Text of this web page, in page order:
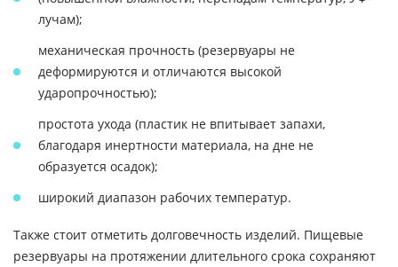
лучам);
механическая прочность (резервуары не
деформируются и отличаются высокой
ударопрочностью);
простота ухода (пластик не впитывает запахи,
благодаря инертности материала, на дне не
образуется осадок);
широкий диапазон рабочих температур.
Также стоит отметить долговечность изделий. Пищевые
резервуары на протяжении длительного срока сохраняют